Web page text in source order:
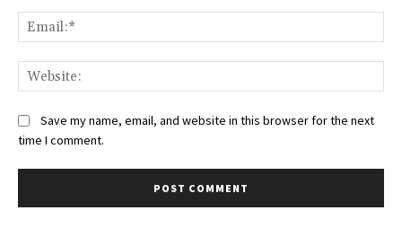
Save my name, email, and website in this browser for the next
time I comment.